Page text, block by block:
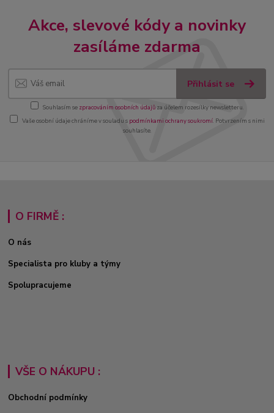
Akce, slevové kódy a novinky
zasíláme zdarma
Přihlásit se
Souhlasím se zpracováním osobních údajůza účelem rozesílky newsletteru.
Vaše osobní údaje chráníme v souladu s podmínkami ochrany soukromí. Potvrzením s nimi
souhlasíte.
O FIRMĚ :
O nás
Specialista pro kluby a týmy
Spolupracujeme
VŠE O NÁKUPU :
Obchodní podmínky